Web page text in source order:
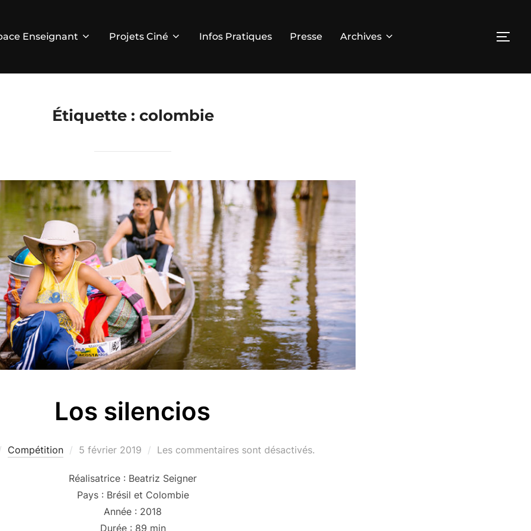
Enseignant Projets Ciné Infos Pratiques Presse Archives
Étiquette : colombie
Los silencios
Compétition
Publié
5 février 2019 Les commentaires sont désactivés.
Réalisatrice : Beatriz Seigner
Pays : Brésil et Colombie
Année : 2018
Durée : 89 min